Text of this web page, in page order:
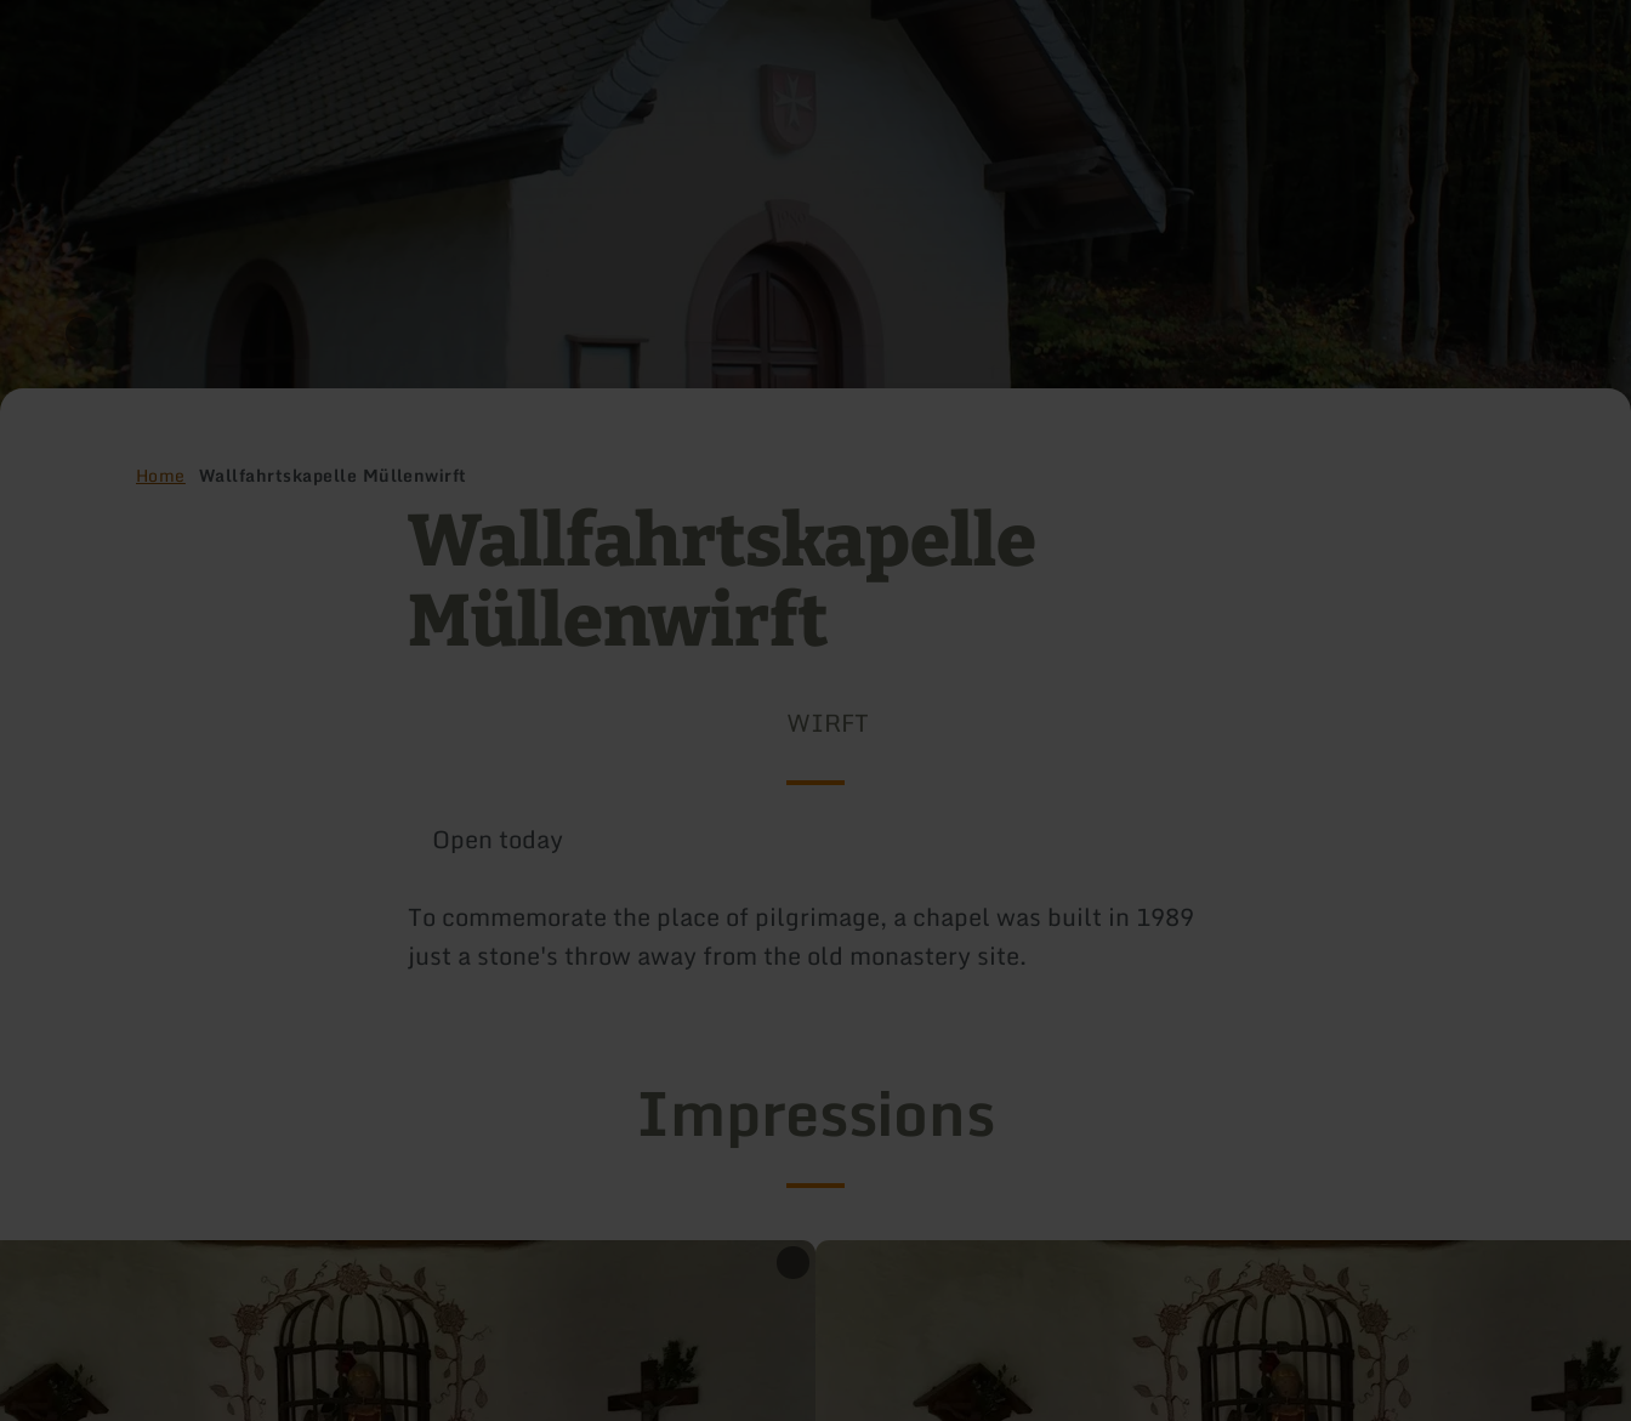
Home Wallfahrtskapelle Müllenwirft
Wallfahrtskapelle
Müllenwirft
WIRFT
Open today
To commemorate the place of pilgrimage, a chapel was built in 1989
just a stone's throw away from the old monastery site.
Impressions